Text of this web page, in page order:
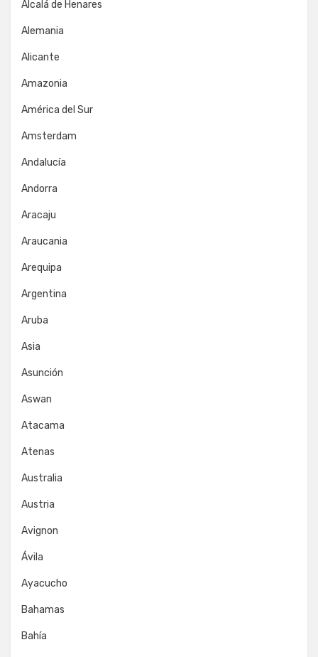
Alcalá de Henares
Alemania
Alicante
Amazonia
América del Sur
Amsterdam
Andalucía
Andorra
Aracaju
Araucania
Arequipa
Argentina
Aruba
Asia
Asunción
Aswan
Atacama
Atenas
Australia
Austria
Avignon
Ávila
Ayacucho
Bahamas
Bahía